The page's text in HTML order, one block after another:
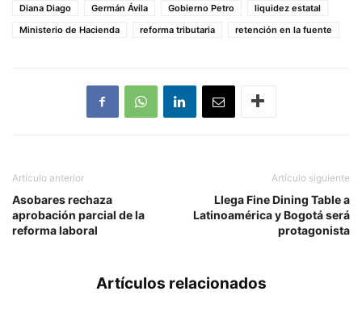
Diana Diago
Germán Ávila Gobierno Petro
liquidez estatal
Ministerio de Hacienda
reforma tributaria retención en la fuente
Artículo anterior
Asobares rechaza
aprobación parcial de la
reforma laboral
Artículo siguiente
Llega Fine Dining Table a
Latinoamérica y Bogotá será
protagonista
Artículos relacionados